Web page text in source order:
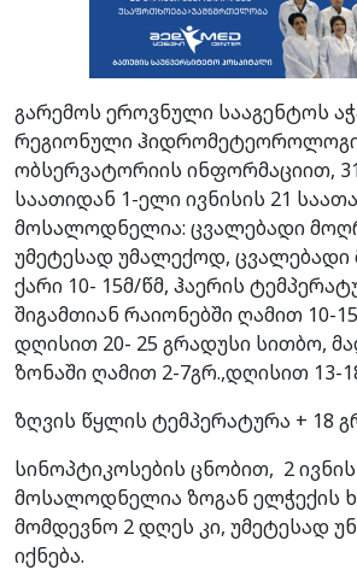
გარემოს ეროვნული სააგენტოს
რეგიონული
ობსერვატორიის ინფორმაციით, 31
საათიდან 1-ელი ივნისის 21
მოსალოდნელია: ცვალებადი
უმეტესად უმალექოდ, ცვალებადი
ქარი 10- 15მ/წმ, ჰაერის
შიგამთიან რაიონებში ღამით 10-
დღისით 20- 25 გრადუსი სითბო,
ზონაში ღამით 2-7გრ.,დღისით 13-
ზღვის წყლის ტემპერატურა + 18
სინოპტიკოსების ცნობით, 2
მოსალოდნელია ზოგან ელჭექის
მომდევნო 2 დღეს კი, უმეტესად
იქნება.